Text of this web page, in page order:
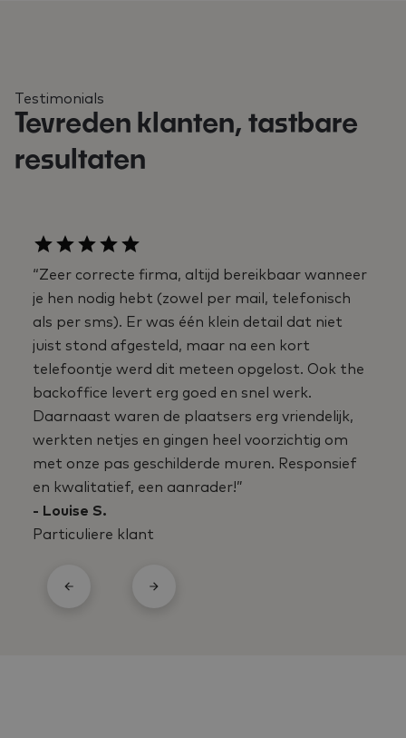
Testimonials
Tevreden klanten, tastbare
resultaten
“Zeer correcte firma, altijd bereikbaar wanneer
je hen nodig hebt (zowel per mail, telefonisch
als per sms). Er was één klein detail dat niet
juist stond afgesteld, maar na een kort
telefoontje werd dit meteen opgelost. Ook the
backoffice levert erg goed en snel werk.
Daarnaast waren de plaatsers erg vriendelijk,
werkten netjes en gingen heel voorzichtig om
met onze pas geschilderde muren. Responsief
en kwalitatief, een aanrader!”
- Louise S.
Particuliere klant